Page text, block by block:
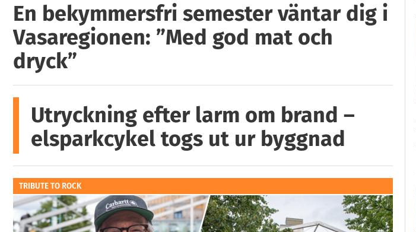
En bekymmersfri semester väntar dig i
Vasaregionen: ”Med god mat och
dryck”
Utryckning efter larm om brand –
elsparkcykel togs ut ur byggnad
TRIBUTE TO ROCK